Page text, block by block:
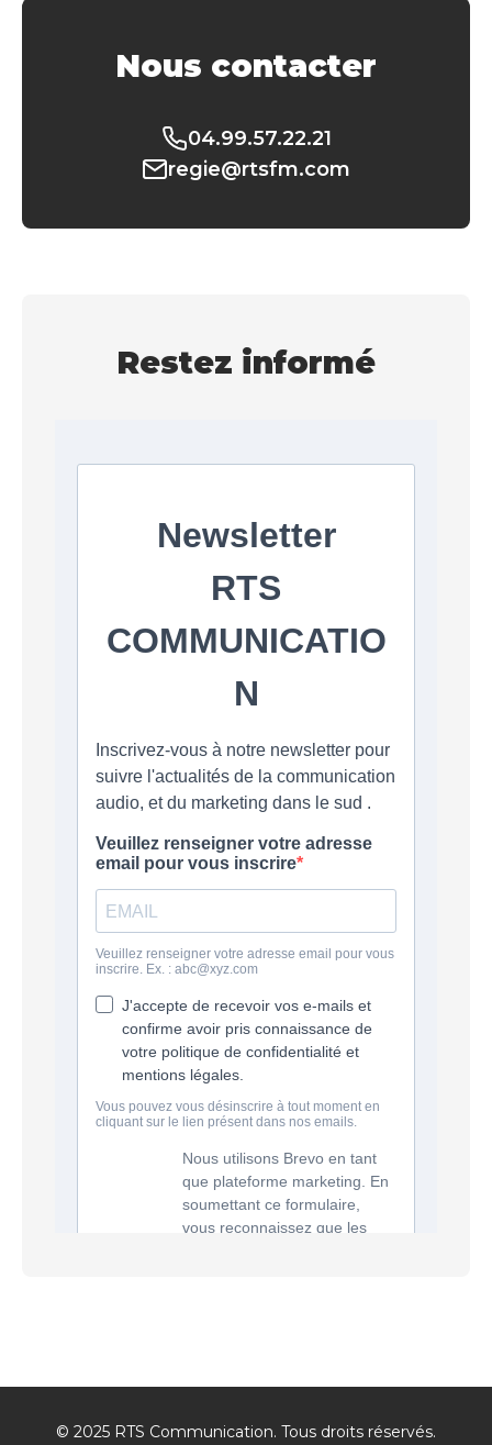
Nous contacter
04.99.57.22.21
regie@rtsfm.com
Restez informé
© 2025 RTS Communication. Tous droits réservés.